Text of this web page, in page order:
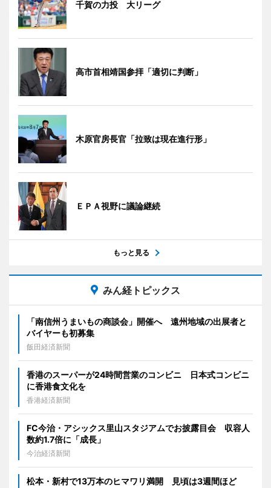
千賀の力投 大リーグ
高市首相靖国参拝「適切に判断」
木原官房長官「拉致は現在進行形」
ＥＰＡ視野に議論継続
もっと見る
みん経トピックス
「南信州うまいもの商談会」開催へ 遠州地域の出展者と
バイヤーも初募集
飯田経済新聞
香港のスーパーが24時間営業のコンビニ 日本式コンビニ
に香港食文化を
香港経済新聞
FC今治・アシックス里山スタジアムでお披露目会 収容人
数約1.7倍に「成長」
今治経済新聞
松本・新村で13万本のヒマワリ満開 見頃は3週間ほど